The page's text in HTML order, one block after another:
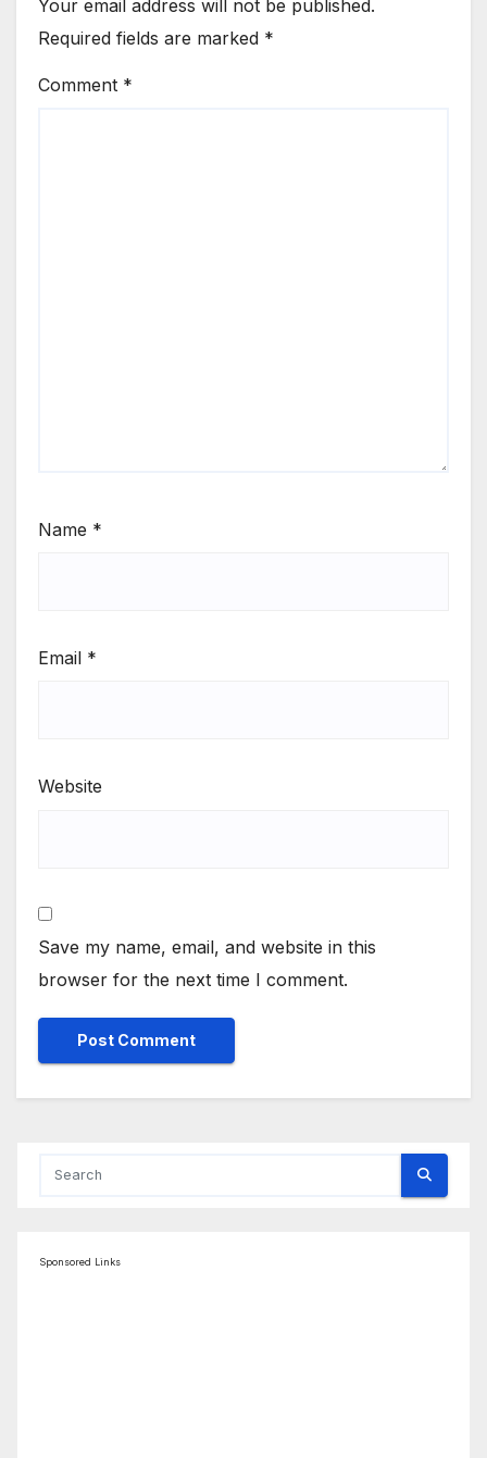
Your email address will not be published.
Required fields are marked *
Comment *
Name *
Email *
Website
Save my name, email, and website in this
browser for the next time I comment.
Sponsored Links